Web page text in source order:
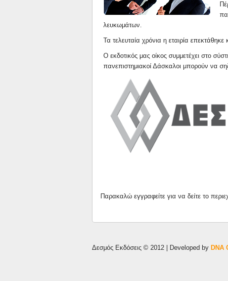
λευκωμάτων.
Τα τελευταία χρόνια η εταιρία
Ο εκδοτικός μας οίκος συμμετέχει στο
πανεπιστημιακοί Δάσκαλοι μπορούν να
Παρακαλώ εγγραφείτε για να δείτε το
Δεσμός Εκδόσεις © 2012 | Developed by DNA